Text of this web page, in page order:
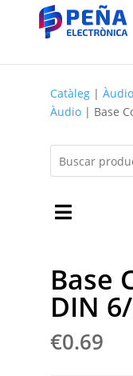
Catàleg|
Àudio| Base
Base
DIN
€0.69